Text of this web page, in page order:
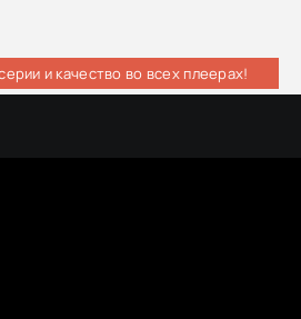
и качество во всех плеерах!